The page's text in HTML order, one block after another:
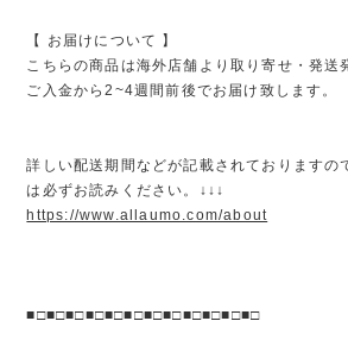
【 お届けについて 】
こちらの商品は海外店舗より取り寄せ・発送
ご入金から2~4週間前後でお届け致します。
詳しい配送期間などが記載されておりますの
は必ずお読みください。↓↓↓
https://www.allaumo.com/about
■□■□■□■□■□■□■□■□■□■□■□■□